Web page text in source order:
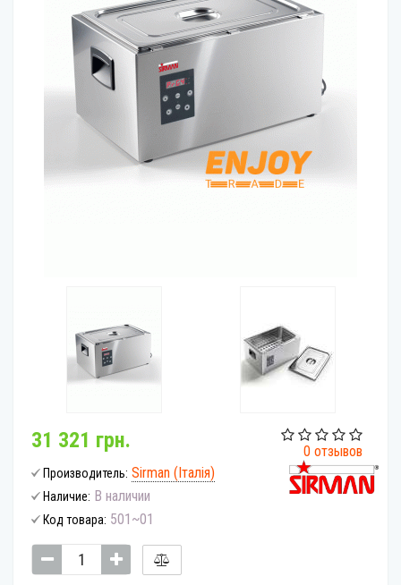
0 отзывов
31 321 грн.
Производитель: Sirman (Італія)
Наличие: В наличии
Код товара: 501~01